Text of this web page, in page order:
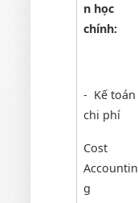
n học
chính:
- Kế toán
chi phí
Cost
Accountin
g